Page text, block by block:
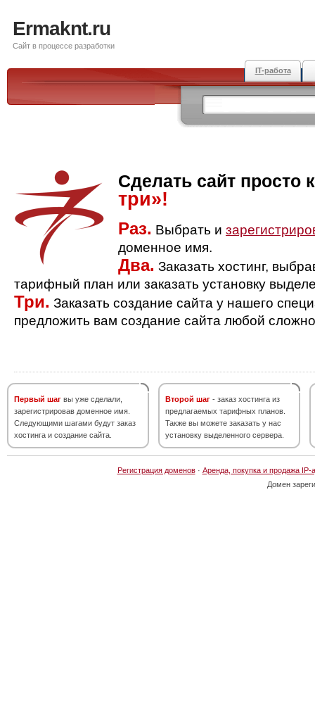
Ermaknt.ru
Сайт в процессе разработки
IT-работа
Сделать сайт просто
три»!
Раз. Выбрать и
доменное имя.
Два. Заказать хостинг,
тарифный план или заказать установку
Три. Заказать создание сайта у нашего
предложить вам создание сайта любой
Первый шаг вы уже сделали,
зарегистрировав доменное имя.
Следующими шагами будут заказ
хостинга и создание сайта.
Второй шаг - заказ хостинга из
предлагаемых тарифных планов.
Также вы можете заказать у нас
установку выделенного сервера.
Регистрация доменов· Аренда, покупка и продажа IP-
Домен